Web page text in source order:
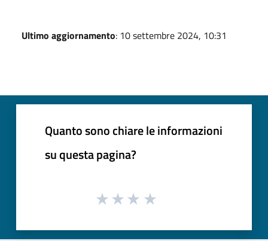
Ultimo aggiornamento: 10 settembre 2024, 10:31
Quanto sono chiare le informazioni
su questa pagina?